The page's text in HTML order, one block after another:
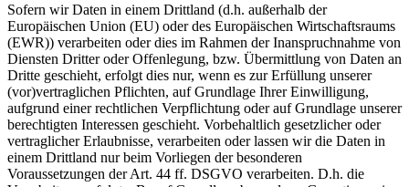
Sofern wir Daten in einem Drittland (d.h. außerhalb der
Europäischen Union (EU) oder des Europäischen Wirtschaftsraums
(EWR)) verarbeiten oder dies im Rahmen der Inanspruchnahme von
Diensten Dritter oder Offenlegung, bzw. Übermittlung von Daten an
Dritte geschieht, erfolgt dies nur, wenn es zur Erfüllung unserer
(vor)vertraglichen Pflichten, auf Grundlage Ihrer Einwilligung,
aufgrund einer rechtlichen Verpflichtung oder auf Grundlage unserer
berechtigten Interessen geschieht. Vorbehaltlich gesetzlicher oder
vertraglicher Erlaubnisse, verarbeiten oder lassen wir die Daten in
einem Drittland nur beim Vorliegen der besonderen
Voraussetzungen der Art. 44 ff. DSGVO verarbeiten. D.h. die